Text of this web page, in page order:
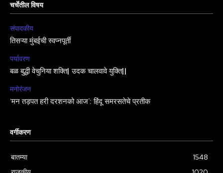
चर्चेतील विषय
संपादकीय
तिसऱ्या मुंबईची स्वप्नपूर्ती
पर्यावरण
बळ बुद्धी वेचुनिया शक्ति| उदक चालवावे युक्ति||
मनोरंजन
‘मन तड़पत हरी दरशनको आज’: हिंदू समरसतेचे प्रतीक
वर्गीकरण
बातम्या
1548